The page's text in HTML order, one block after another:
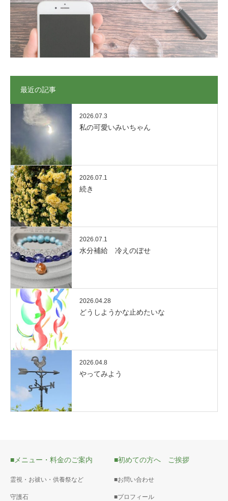
最近の記事
2026.07.3
私の可愛いみいちゃん
2026.07.1
続き
2026.07.1
水分補給 冷えのぼせ
2026.04.28
どうしようかな止めたいな
2026.04.8
やってみよう
■メニュー・料金のご案内
霊視・お祓い・供養祭など
守護石
■初めての方へ ご挨拶
■お問い合わせ
■プロフィール